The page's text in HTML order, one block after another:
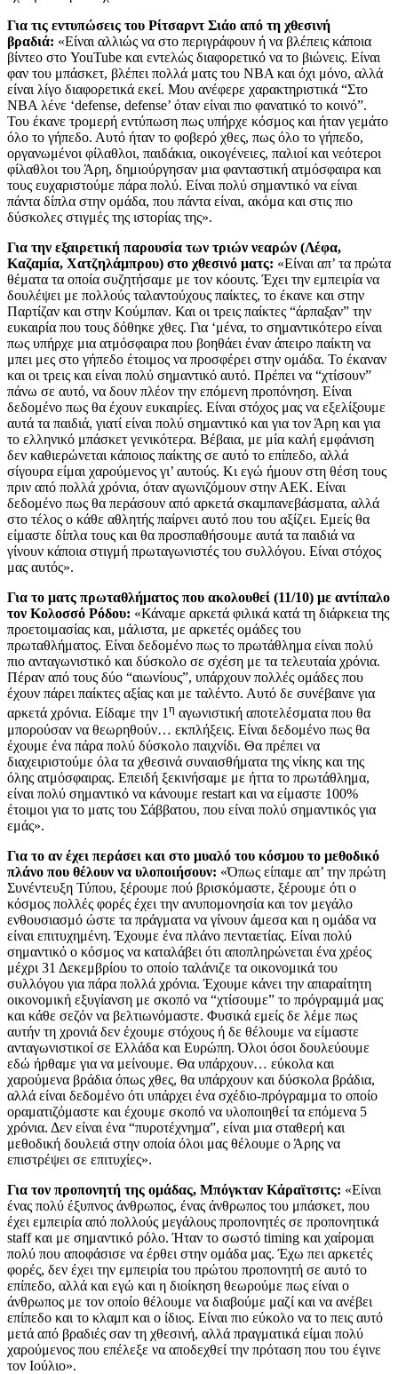
Για τις εντυπώσεις του Ρίτσαρντ Σιάο από τη χθεσινή
βραδιά: «Είναι αλλιώς να στο περιγράφουν ή να βλέπεις κάποια
βίντεο στο YouTube και εντελώς διαφορετικό να το βιώνεις. Είναι
φαν του μπάσκετ, βλέπει πολλά ματς του ΝΒΑ και όχι μόνο, αλλά
είναι λίγο διαφορετικά εκεί. Μου ανέφερε χαρακτηριστικά “Στο
ΝΒΑ λένε ‘defense, defense’ όταν είναι πιο φανατικό το κοινό”.
Του έκανε τρομερή εντύπωση πως υπήρχε κόσμος και ήταν γεμάτο
όλο το γήπεδο. Αυτό ήταν το φοβερό χθες, πως όλο το γήπεδο,
οργανωμένοι φίλαθλοι, παιδάκια, οικογένειες, παλιοί και νεότεροι
φίλαθλοι του Άρη, δημιούργησαν μια φανταστική ατμόσφαιρα και
τους ευχαριστούμε πάρα πολύ. Είναι πολύ σημαντικό να είναι
πάντα δίπλα στην ομάδα, που πάντα είναι, ακόμα και στις πιο
δύσκολες στιγμές της ιστορίας της».
Για την εξαιρετική παρουσία των τριών νεαρών (Λέφα,
Καζαμία, Χατζηλάμπρου) στο χθεσινό ματς: «Είναι απ’ τα πρώτα
θέματα τα οποία συζητήσαμε με τον κόουτς. Έχει την εμπειρία να
δουλέψει με πολλούς ταλαντούχους παίκτες, το έκανε και στην
Παρτίζαν και στην Κούμπαν. Και οι τρεις παίκτες “άρπαξαν” την
ευκαιρία που τους δόθηκε χθες. Για ‘μένα, το σημαντικότερο είναι
πως υπήρχε μια ατμόσφαιρα που βοηθάει έναν άπειρο παίκτη να
μπει μες στο γήπεδο έτοιμος να προσφέρει στην ομάδα. Το έκαναν
και οι τρεις και είναι πολύ σημαντικό αυτό. Πρέπει να “χτίσουν”
πάνω σε αυτό, να δουν πλέον την επόμενη προπόνηση. Είναι
δεδομένο πως θα έχουν ευκαιρίες. Είναι στόχος μας να εξελίξουμε
αυτά τα παιδιά, γιατί είναι πολύ σημαντικό και για τον Άρη και για
το ελληνικό μπάσκετ γενικότερα. Βέβαια, με μία καλή εμφάνιση
δεν καθιερώνεται κάποιος παίκτης σε αυτό το επίπεδο, αλλά
σίγουρα είμαι χαρούμενος γι’ αυτούς. Κι εγώ ήμουν στη θέση τους
πριν από πολλά χρόνια, όταν αγωνιζόμουν στην ΑΕΚ. Είναι
δεδομένο πως θα περάσουν από αρκετά σκαμπανεβάσματα, αλλά
στο τέλος ο κάθε αθλητής παίρνει αυτό που του αξίζει. Εμείς θα
είμαστε δίπλα τους και θα προσπαθήσουμε αυτά τα παιδιά να
γίνουν κάποια στιγμή πρωταγωνιστές του συλλόγου. Είναι στόχος
μας αυτός».
Για το ματς πρωταθλήματος που ακολουθεί (11/10) με αντίπαλο
τον Κολοσσό Ρόδου: «Κάναμε αρκετά φιλικά κατά τη διάρκεια της
προετοιμασίας και, μάλιστα, με αρκετές ομάδες του
πρωταθλήματος. Είναι δεδομένο πως το πρωτάθλημα είναι πολύ
πιο ανταγωνιστικό και δύσκολο σε σχέση με τα τελευταία χρόνια.
Πέραν από τους δύο “αιωνίους”, υπάρχουν πολλές ομάδες που
έχουν πάρει παίκτες αξίας και με ταλέντο. Αυτό δε συνέβαινε για
αρκετά χρόνια. Είδαμε την 1η αγωνιστική αποτελέσματα που θα
μπορούσαν να θεωρηθούν… εκπλήξεις. Είναι δεδομένο πως θα
έχουμε ένα πάρα πολύ δύσκολο παιχνίδι. Θα πρέπει να
διαχειριστούμε όλα τα χθεσινά συναισθήματα της νίκης και της
όλης ατμόσφαιρας. Επειδή ξεκινήσαμε με ήττα το πρωτάθλημα,
είναι πολύ σημαντικό να κάνουμε restart και να είμαστε 100%
έτοιμοι για το ματς του Σάββατου, που είναι πολύ σημαντικός για
εμάς».
Για το αν έχει περάσει και στο μυαλό του κόσμου το μεθοδικό
πλάνο που θέλουν να υλοποιήσουν: «Όπως είπαμε απ’ την πρώτη
Συνέντευξη Τύπου, ξέρουμε πού βρισκόμαστε, ξέρουμε ότι ο
κόσμος πολλές φορές έχει την ανυπομονησία και τον μεγάλο
ενθουσιασμό ώστε τα πράγματα να γίνουν άμεσα και η ομάδα να
είναι επιτυχημένη. Έχουμε ένα πλάνο πενταετίας. Είναι πολύ
σημαντικό ο κόσμος να καταλάβει ότι αποπληρώνεται ένα χρέος
μέχρι 31 Δεκεμβρίου το οποίο ταλάνιζε τα οικονομικά του
συλλόγου για πάρα πολλά χρόνια. Έχουμε κάνει την απαραίτητη
οικονομική εξυγίανση με σκοπό να “χτίσουμε” το πρόγραμμά μας
και κάθε σεζόν να βελτιωνόμαστε. Φυσικά εμείς δε λέμε πως
αυτήν τη χρονιά δεν έχουμε στόχους ή δε θέλουμε να είμαστε
ανταγωνιστικοί σε Ελλάδα και Ευρώπη. Όλοι όσοι δουλεύουμε
εδώ ήρθαμε για να μείνουμε. Θα υπάρχουν… εύκολα και
χαρούμενα βράδια όπως χθες, θα υπάρχουν και δύσκολα βράδια,
αλλά είναι δεδομένο ότι υπάρχει ένα σχέδιο-πρόγραμμα το οποίο
οραματιζόμαστε και έχουμε σκοπό να υλοποιηθεί τα επόμενα 5
χρόνια. Δεν είναι ένα “πυροτέχνημα”, είναι μια σταθερή και
μεθοδική δουλειά στην οποία όλοι μας θέλουμε ο Άρης να
επιστρέψει σε επιτυχίες».
Για τον προπονητή της ομάδας, Μπόγκταν Κάραϊτσιτς: «Είναι
ένας πολύ έξυπνος άνθρωπος, ένας άνθρωπος του μπάσκετ, που
έχει εμπειρία από πολλούς μεγάλους προπονητές σε προπονητικά
staff και με σημαντικό ρόλο. Ήταν το σωστό timing και χαίρομαι
πολύ που αποφάσισε να έρθει στην ομάδα μας. Έχω πει αρκετές
φορές, δεν έχει την εμπειρία του πρώτου προπονητή σε αυτό το
επίπεδο, αλλά και εγώ και η διοίκηση θεωρούμε πως είναι ο
άνθρωπος με τον οποίο θέλουμε να διαβούμε μαζί και να ανέβει
επίπεδο και το κλαμπ και ο ίδιος. Είναι πιο εύκολο να το πεις αυτό
μετά από βραδιές σαν τη χθεσινή, αλλά πραγματικά είμαι πολύ
χαρούμενος που επέλεξε να αποδεχθεί την πρόταση που του έγινε
τον Ιούλιο».